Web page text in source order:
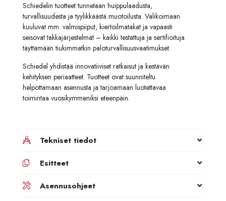
Schiedelin tuotteet tunnetaan huippulaadusta,
turvallisuudesta ja tyylikkäästä muotoilusta. Valikoimaan
kuuluvat mm. valmispiiput, kiertoilmatakat ja vapaasti
seisovat takkajärjestelmät – kaikki testattuja ja sertifioituja
täyttämään tiukimmatkin paloturvallisuusvaatimukset.
Schiedel yhdistää innovatiiviset ratkaisut ja kestävän
kehityksen periaatteet. Tuotteet ovat suunniteltu
helpottamaan asennusta ja tarjoamaan luotettavaa
toimintaa vuosikymmeniksi eteenpäin.
Tekniset tiedot
Esitteet
Asennusohjeet